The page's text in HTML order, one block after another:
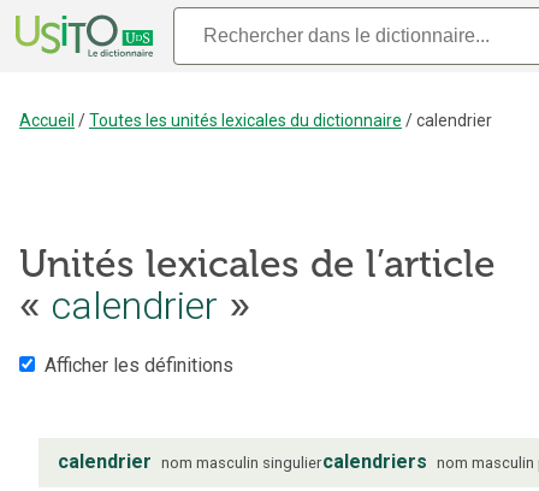
Accueil /Toutes les unités lexicales du dictionnaire /calendrier
Unités lexicales de l’article
« calendrier »
Afficher les définitions
calendrier nom masculin singuliercalendriers nom masculin